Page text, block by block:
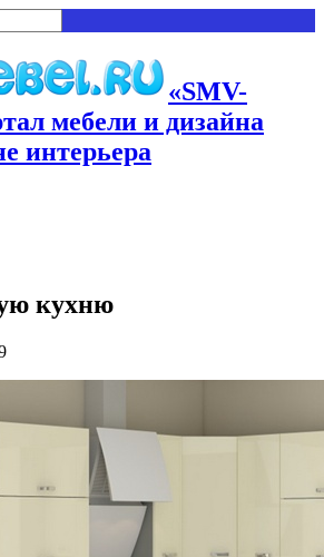
«SMV-
мебели и дизайна
интерьера
кухню